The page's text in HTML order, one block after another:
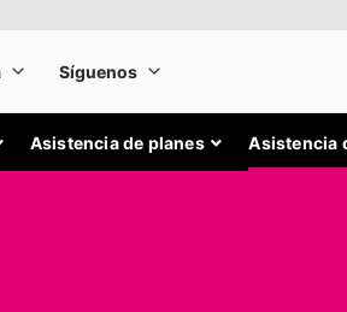
Asistencia de planes Asistencia